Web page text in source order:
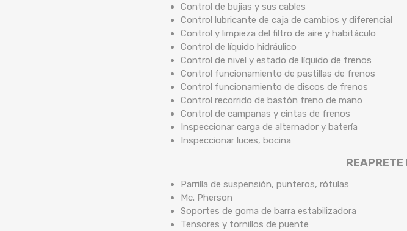
Control de bujias y sus cables
Control lubricante de caja de cambios y diferencial
Control y limpieza del filtro de aire y habitáculo
Control de líquido hidráulico
Control de nivel y estado de líquido de frenos
Control funcionamiento de pastillas de frenos
Control funcionamiento de discos de frenos
Control recorrido de bastón freno de mano
Control de campanas y cintas de frenos
Inspeccionar carga de alternador y batería
Inspeccionar luces, bocina
REAPRETE
Parrilla de suspensión, punteros, rótulas
Mc. Pherson
Soportes de goma de barra estabilizadora
Tensores y tornillos de puente